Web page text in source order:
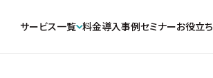
サービス一覧 料金導入事例セミナーお役立ち